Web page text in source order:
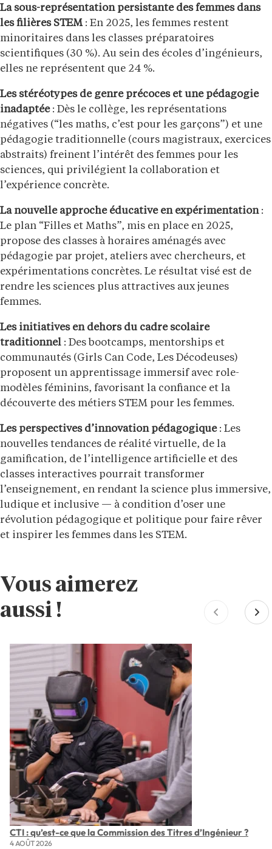
La sous-représentation persistante des femmes dans
les filières STEM: En 2025, les femmes restent
minoritaires dans les classes préparatoires
scientifiques (30 %). Au sein des écoles d’ingénieurs,
elles ne représentent que 24 %.
Les stéréotypes de genre précoces et une pédagogie
inadaptée: Dès le collège, les représentations
négatives (“les maths, c’est pour les garçons”) et une
pédagogie traditionnelle (cours magistraux, exercices
abstraits) freinent l’intérêt des femmes pour les
sciences, qui privilégient la collaboration et
l’expérience concrète.
La nouvelle approche éducative en expérimentation:
Le plan “Filles et Maths”, mis en place en 2025,
propose des classes à horaires aménagés avec
pédagogie par projet, ateliers avec chercheurs, et
expérimentations concrètes. Le résultat visé est de
rendre les sciences plus attractives aux jeunes
femmes.
Les initiatives en dehors du cadre scolaire
traditionnel : Des bootcamps, mentorships et
communautés (Girls Can Code, Les Décodeuses)
proposent un apprentissage immersif avec role-
modèles féminins, favorisant la confiance et la
découverte des métiers STEM pour les femmes.
Les perspectives d’innovation pédagogique: Les
nouvelles tendances de réalité virtuelle, de la
gamification, de l’intelligence artificielle et des
classes interactives pourrait transformer
l’enseignement, en rendant la science plus immersive,
ludique et inclusive — à condition d’oser une
révolution pédagogique et politique pour faire rêver
et inspirer les femmes dans les STEM.
Vous aimerez
aussi !
CTI : qu’est-ce que la Commission des Titres d’Ingénieur ?
4 AOÛT 2026